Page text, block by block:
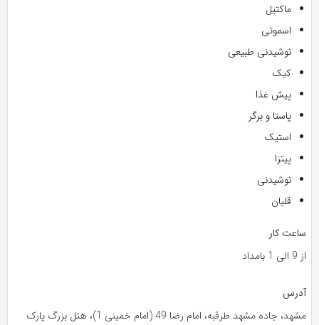
ماکتیل
اسموتی
نوشیدنی طبیعی
کیک
پیش غذا
پاستا و برگر
استیک
پیتزا
نوشیدنی
قلیان
ساعت کار
از 9 الی 1 بامداد
آدرس
مشهد، جاده مشهد طرقبه، امام رضا 49 (امام خمینی 1)، هتل بزرگ پارک